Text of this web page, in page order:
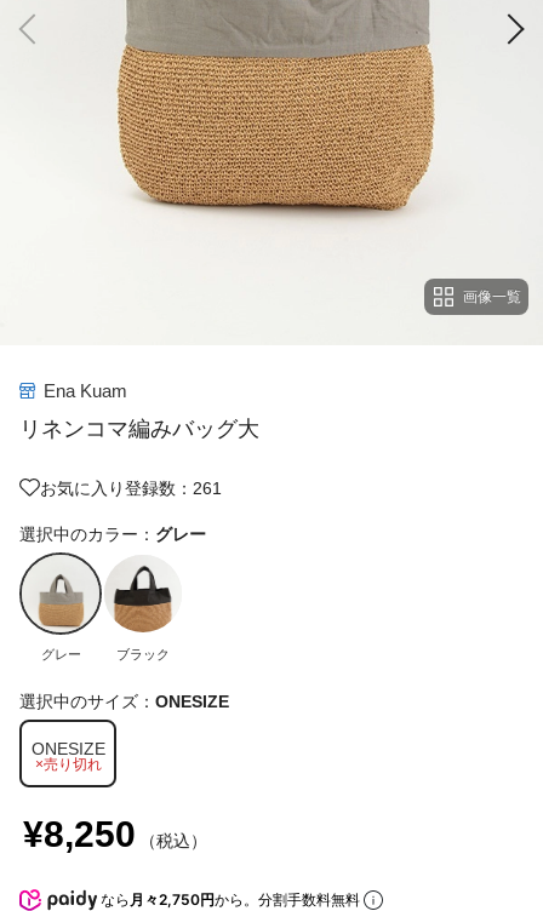
画像一覧
Ena Kuam
リネンコマ編みバッグ大
お気に入り登録数：261
選択中のカラー： グレー
グレー ブラック
選択中のサイズ： ONESIZE
ONESIZE
×売り切れ
¥8,250 （税込）
なら 月々2,750円から。分割手数料無料